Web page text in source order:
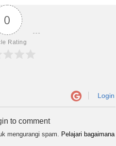
0
Rating
Login
to comment
mengurangi spam. Pelajari bagaimana